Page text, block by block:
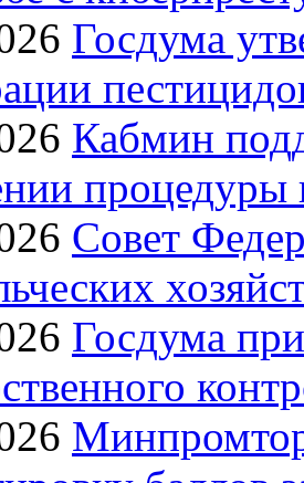
Госдума
Кабмин
процедуры
Совет
Госдума